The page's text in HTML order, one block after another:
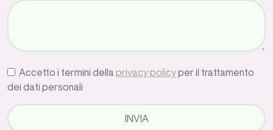
Accetto i termini della privacy policyper il trattamento
dei dati personali